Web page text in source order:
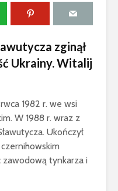
zginął
Ukrainy. Witalij
1982 r. we wsi
W 1988 r. wraz z
Ukończył
zawodową tynkarza i